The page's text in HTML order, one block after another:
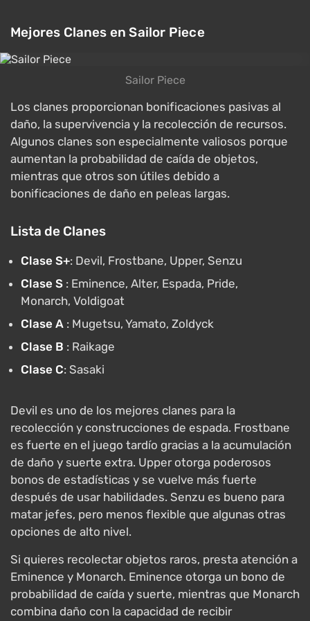
Mejores Clanes en Sailor Piece
Sailor Piece
Los clanes proporcionan bonificaciones pasivas al
daño, la supervivencia y la recolección de recursos.
Algunos clanes son especialmente valiosos porque
aumentan la probabilidad de caída de objetos,
mientras que otros son útiles debido a
bonificaciones de daño en peleas largas.
Lista de Clanes
Clase S+: Devil, Frostbane, Upper, Senzu
Clase S : Eminence, Alter, Espada, Pride,
Monarch, Voldigoat
Clase A : Mugetsu, Yamato, Zoldyck
Clase B : Raikage
Clase C: Sasaki
Devil es uno de los mejores clanes para la
recolección y construcciones de espada. Frostbane
es fuerte en el juego tardío gracias a la acumulación
de daño y suerte extra. Upper otorga poderosos
bonos de estadísticas y se vuelve más fuerte
después de usar habilidades. Senzu es bueno para
matar jefes, pero menos flexible que algunas otras
opciones de alto nivel.
Si quieres recolectar objetos raros, presta atención a
Eminence y Monarch. Eminence otorga un bono de
probabilidad de caída y suerte, mientras que Monarch
combina daño con la capacidad de recibir